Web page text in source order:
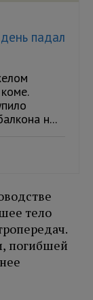
падал
н...
тело
погибшей